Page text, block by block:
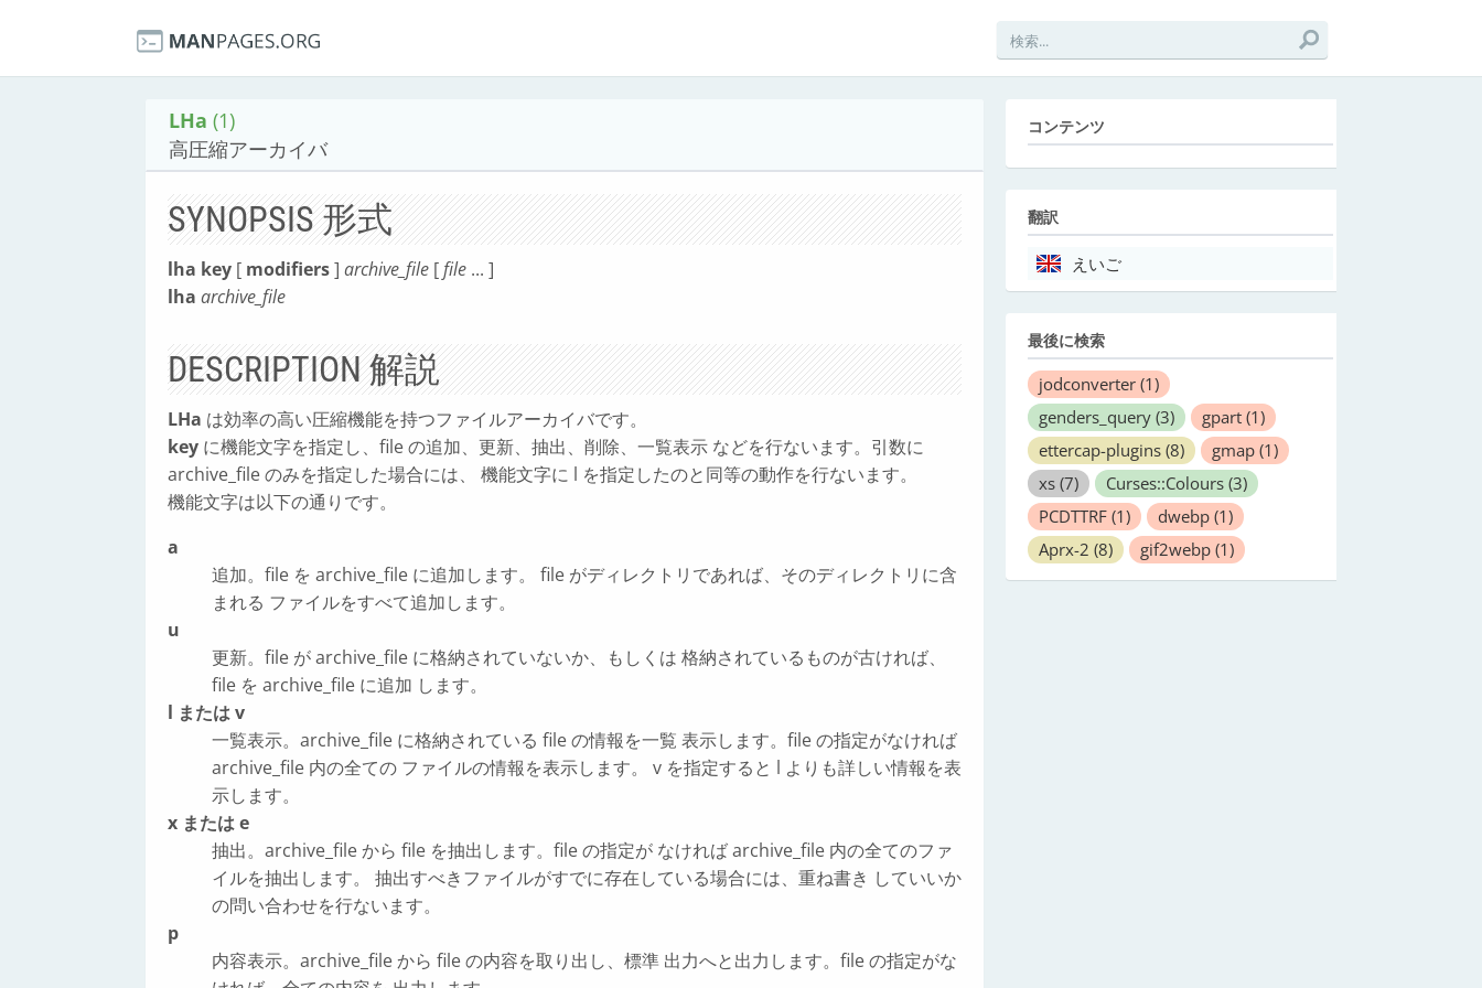
LHa (1)
高圧縮アーカイバ
SYNOPSIS 形式
lha key [ modifiers] archive_file [file ... ]
lha archive_file
DESCRIPTION 解説
LHa は効率の高い圧縮機能を持つファイルアーカイバです。
key に機能文字を指定し、file の追加、更新、抽出、削除、一覧表示 などを行ないます。引数に
archive_file のみを指定した場合には、 機能文字に l を指定したのと同等の動作を行ないます。
機能文字は以下の通りです。
a
追加。file を archive_file に追加します。 file がディレクトリであれば、そのディレクトリに含
まれる ファイルをすべて追加します。
u
更新。file が archive_file に格納されていないか、もしくは 格納されているものが古ければ、
file を archive_file に追加 します。
l または v
一覧表示。archive_file に格納されている file の情報を一覧 表示します。file の指定がなければ
archive_file 内の全ての ファイルの情報を表示します。 v を指定すると l よりも詳しい情報を表
示します。
x または e
抽出。archive_file から file を抽出します。file の指定が なければ archive_file 内の全てのファ
イルを抽出します。 抽出すべきファイルがすでに存在している場合には、重ね書き していいか
の問い合わせを行ないます。
p
内容表示。archive_file から file の内容を取り出し、標準 出力へと出力します。file の指定がな
コンテンツ
翻訳
えいご
最後に検索
jodconverter (1)
genders_query (3) gpart (1)
ettercap-plugins (8) gmap (1)
xs (7) Curses::Colours (3)
PCDTTRF (1) dwebp (1)
Aprx-2 (8) gif2webp (1)